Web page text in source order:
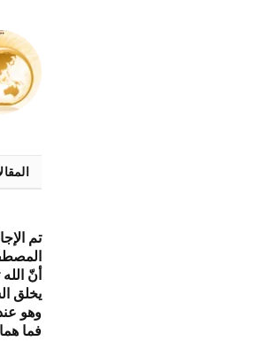
تم
أنّ
يخلق
وهو
فما